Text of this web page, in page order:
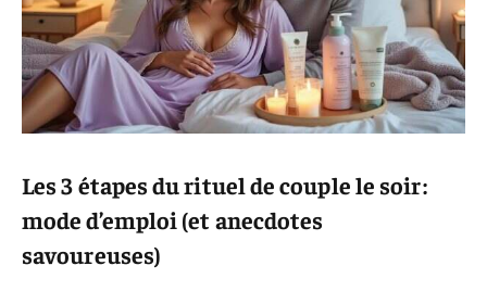
Les 3 étapes du rituel de couple le soir :
mode d’emploi (et anecdotes
savoureuses)